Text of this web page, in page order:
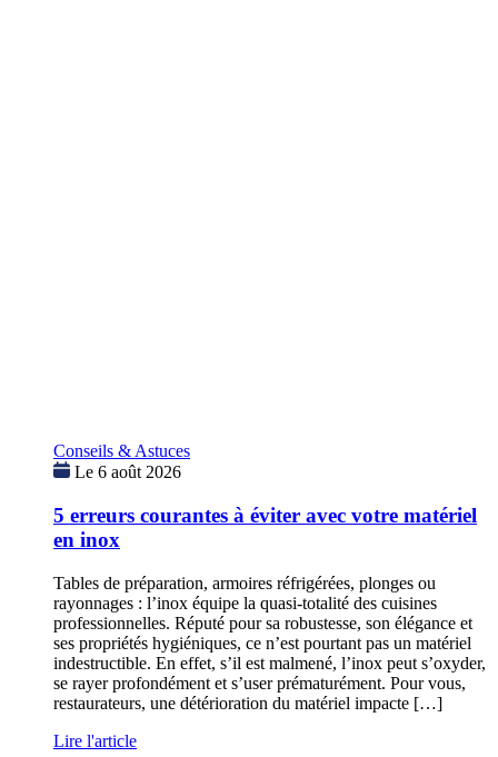
Conseils & Astuces
Le 6 août 2026
5 erreurs courantes à éviter avec votre matériel
en inox
Tables de préparation, armoires réfrigérées, plonges ou
rayonnages : l’inox équipe la quasi-totalité des cuisines
professionnelles. Réputé pour sa robustesse, son élégance et
ses propriétés hygiéniques, ce n’est pourtant pas un matériel
indestructible. En effet, s’il est malmené, l’inox peut s’oxyder,
se rayer profondément et s’user prématurément. Pour vous,
restaurateurs, une détérioration du matériel impacte […]
Lire l'article